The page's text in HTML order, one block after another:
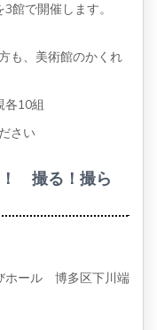
館で開催します。
も、美術館のかくれ
各10組
さい
！ 撮る！撮ら
ホール 博多区下川端